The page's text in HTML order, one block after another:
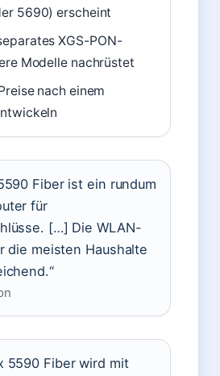
5690) erscheint
XGS-PON-
Modelle nachrüstet
nach einem
Fiber ist ein rundum
für
[…] Die WLAN-
die meisten Haushalte
5590 Fiber wird mit